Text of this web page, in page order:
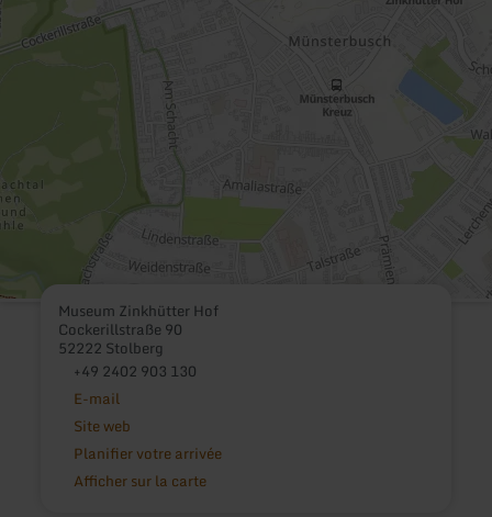
Museum Zinkhütter Hof
Cockerillstraße 90
52222 Stolberg
+49 2402 903 130
E-mail
Site web
Planifier votre arrivée
Afficher sur la carte